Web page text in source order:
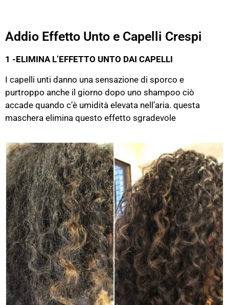
Addio Effetto Unto e Capelli Crespi
1 -ELIMINA L’EFFETTO UNTO DAI CAPELLI
I capelli unti danno una sensazione di sporco e
purtroppo anche il giorno dopo uno shampoo ciò
accade quando c’è umidità elevata nell’aria. questa
maschera elimina questo effetto sgradevole